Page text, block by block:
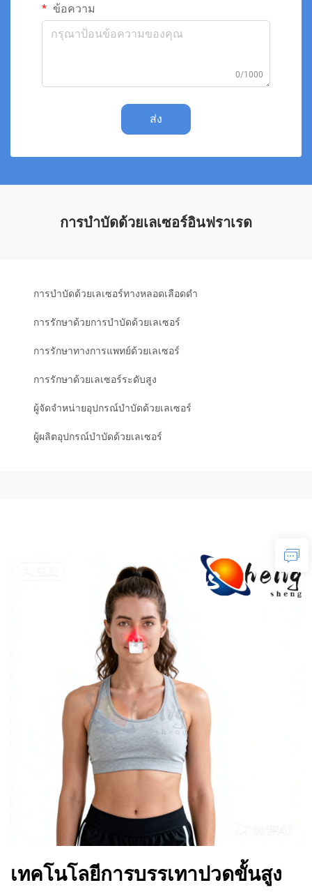
ข้อความ
0/1000
ส่ง
การบำบัดด้วยเลเซอร์อินฟราเรด
การบำบัดด้วยเลเซอร์ทางหลอดเลือดดำ
การรักษาด้วยการบำบัดด้วยเลเซอร์
การรักษาทางการแพทย์ด้วยเลเซอร์
การรักษาด้วยเลเซอร์ระดับสูง
ผู้จัดจำหน่ายอุปกรณ์บำบัดด้วยเลเซอร์
ผู้ผลิตอุปกรณ์บำบัดด้วยเลเซอร์
เทคโนโลยีการบรรเทาปวดขั้นสูง